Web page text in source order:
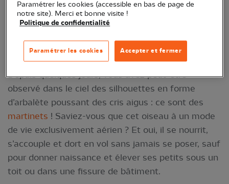
Martinet noir © Bernard Deceuninck / LPO
Depuis quelques jours, vous avez peut-être
observé dans le ciel des silhouettes en forme
d’arbalète poussant des cris aigus : ce sont des
martinets ! Saviez-vous que cet oiseau à un mode
de vie exclusivement aérien ? Et oui, il se nourrit,
s’accouple et dort en vol sans jamais se poser, sauf
pour donner naissance et élever ses petits sous un
toit ou dans une fissure de bâtiment.
Paramétrer les cookies (accessible en bas de page de
notre site). Merci et bonne visite !
Politique de confidentialité
Accepter et fermer
Paramétrer les cookies